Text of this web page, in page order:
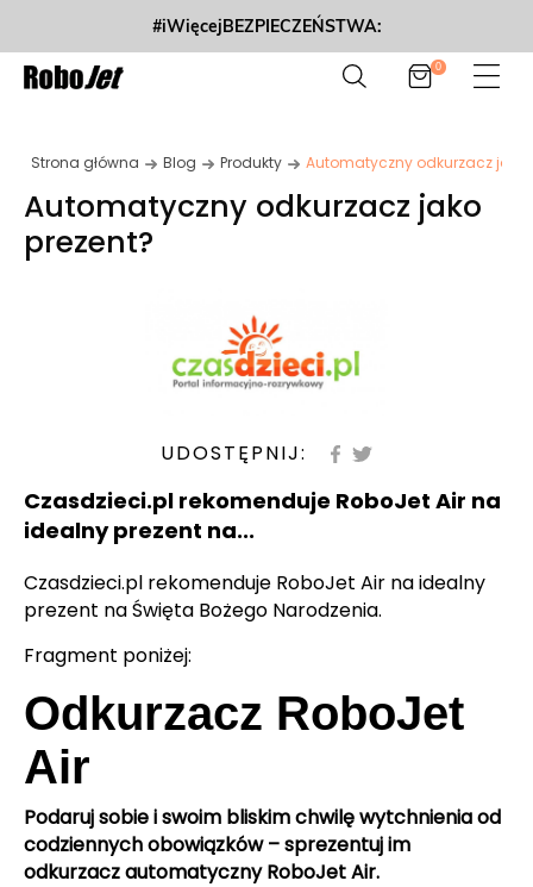
#iWięcejBEZPIECZEŃSTWA:
0
Strona główna Blog Produkty Automatyczny odkurzacz jako
Automatyczny odkurzacz jako
prezent?
UDOSTĘPNIJ:
Czasdzieci.pl rekomenduje RoboJet Air na
idealny prezent na...
Czasdzieci.pl rekomenduje RoboJet Air na idealny
prezent na Święta Bożego Narodzenia.
Fragment poniżej:
Odkurzacz RoboJet
Air
Podaruj sobie i swoim bliskim chwilę wytchnienia od
codziennych obowiązków – sprezentuj im
odkurzacz automatyczny RoboJet Air.